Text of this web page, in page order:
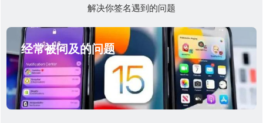
解决你签名遇到的问题
经常被问及的问题